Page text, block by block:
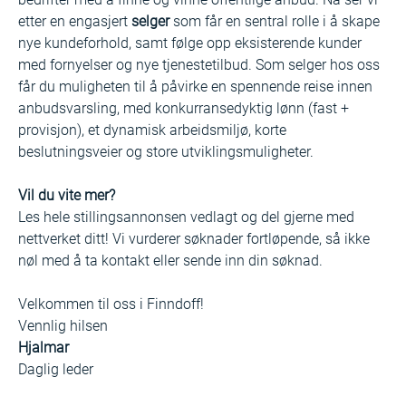
etter en engasjert selger som får en sentral rolle i å skape
nye kundeforhold, samt følge opp eksisterende kunder
med fornyelser og nye tjenestetilbud. Som selger hos oss
får du muligheten til å påvirke en spennende reise innen
anbudsvarsling, med konkurransedyktig lønn (fast +
provisjon), et dynamisk arbeidsmiljø, korte
beslutningsveier og store utviklingsmuligheter.
Vil du vite mer?
Les hele stillingsannonsen vedlagt og del gjerne med
nettverket ditt! Vi vurderer søknader fortløpende, så ikke
nøl med å ta kontakt eller sende inn din søknad.
Velkommen til oss i Finndoff!
Vennlig hilsen
Hjalmar
Daglig leder